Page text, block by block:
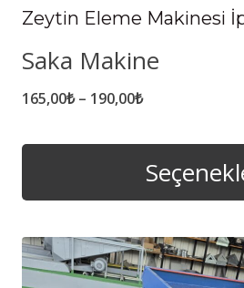
Zeytin Eleme Makinesi
Saka Makine
165,00₺ – 190,00₺Fiyat
-
ürünün